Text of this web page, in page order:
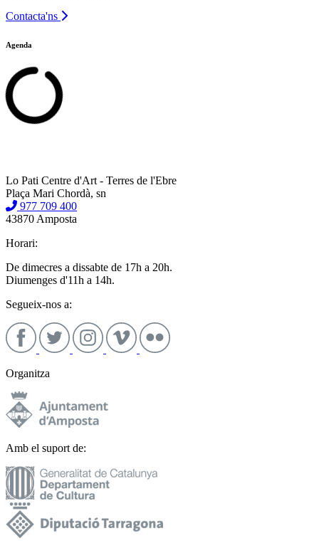
Contacta'ns
Agenda
Lo Pati Centre d'Art - Terres de l'Ebre
Plaça Mari Chordà, sn
977 709 400
43870 Amposta
Horari:
De dimecres a dissabte de 17h a 20h.
Diumenges d'11h a 14h.
Segueix-nos a:
Organitza
Amb el suport de: